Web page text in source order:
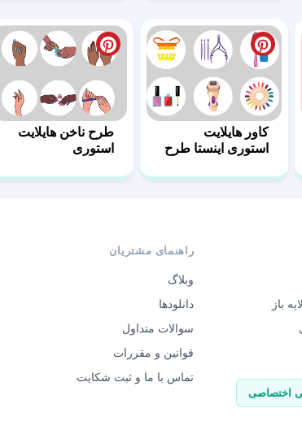
کاور هایلایت
استوری اینستا طرح
طرح ناخن هایلایت
استوری
باز
اختصاصی
راهنمای مشتریان
وبلاگ
دانلودها
سوالات متداول
قوانین و مقررات
تماس با ما و ثبت شکایت